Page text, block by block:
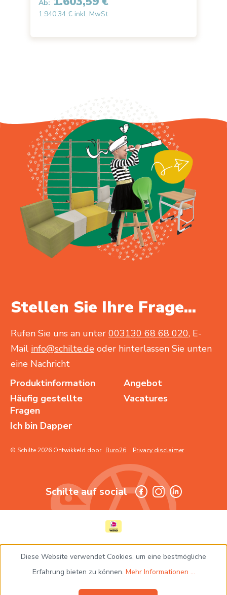
Ab:
1.940,34 € inkl. MwSt
Stellen Sie Ihre Frage...
Rufen Sie uns an unter 003130 68 68 020, E-
Mail info@schilte.de oder hinterlassen Sie unten
eine Nachricht
Produktinformation
Angebot
Häufig gestellte
Fragen
Vacatures
Ich bin Dapper
© Schilte 2026 Ontwikkeld door Buro26 Privacy disclaimer
Schilte auf social
Diese Website verwendet Cookies, um eine bestmögliche
Erfahrung bieten zu können. Mehr Informationen ...